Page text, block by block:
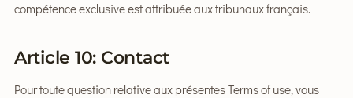
compétence exclusive est attribuée aux tribunaux français.
Article 10: Contact
Pour toute question relative aux présentes Terms of use, vous